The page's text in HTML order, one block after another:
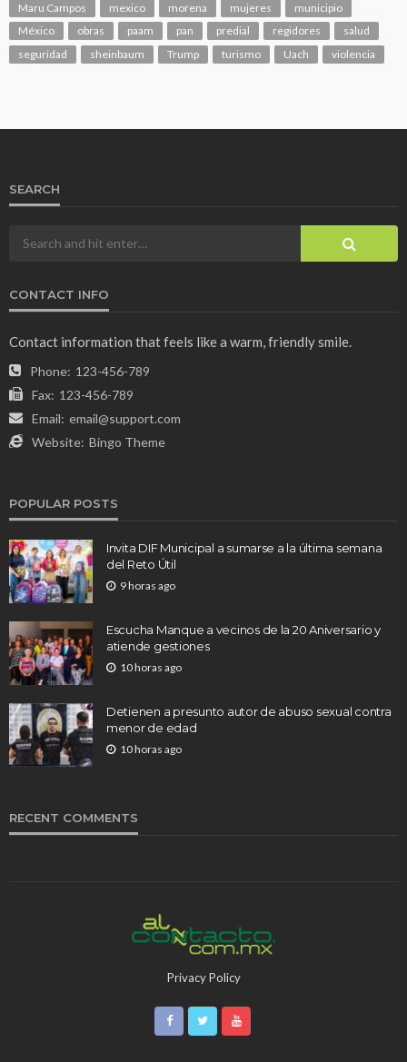
Maru Campos
mexico morena mujeres
municipio
México
obras paam pan predial regidores
salud
seguridad
sheinbaum Trump turismo Uach violencia
SEARCH
CONTACT INFO
Contact information that feels like a warm, friendly smile.
Phone: 123-456-789
Fax: 123-456-789
Email: email@support.com
Website: Bingo Theme
POPULAR POSTS
Invita DIF Municipal a sumarse a la última semana
del Reto Útil
9 horas ago
Escucha Manque a vecinos de la 20 Aniversario y
atiende gestiones
10 horas ago
Detienen a presunto autor de abuso sexual contra
menor de edad
10 horas ago
RECENT COMMENTS
Privacy Policy